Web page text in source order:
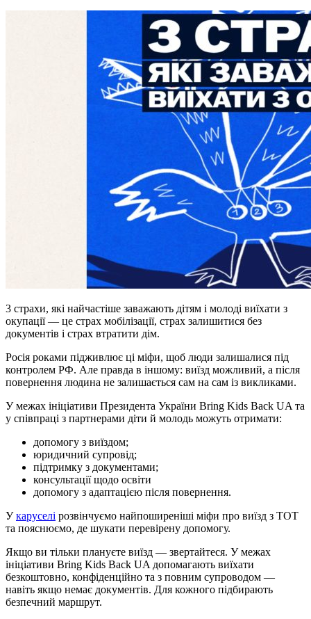
3 страхи, які найчастіше заважають дітям і молоді виїхати з
окупації — це страх мобілізації, страх залишитися без
документів і страх втратити дім.
Росія роками підживлює ці міфи, щоб люди залишалися під
контролем РФ. Але правда в іншому: виїзд можливий, а після
повернення людина не залишається сам на сам із викликами.
У межах ініціативи Президента України Bring Kids Back UA та
у співпраці з партнерами діти й молодь можуть отримати:
допомогу з виїздом;
юридичний супровід;
підтримку з документами;
консультації щодо освіти
допомогу з адаптацією після повернення.
Укаруселі розвінчуємо найпоширеніші міфи про виїзд з ТОТ
та пояснюємо, де шукати перевірену допомогу.
Якщо ви тільки плануєте виїзд — звертайтеся. У межах
ініціативи Bring Kids Back UA допомагають виїхати
безкоштовно, конфіденційно та з повним супроводом —
навіть якщо немає документів. Для кожного підбирають
безпечний маршрут.